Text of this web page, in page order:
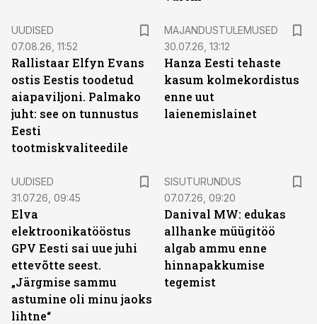
UUDISED
07.08.26, 11:52
Rallistaar Elfyn Evans
ostis Eestis toodetud
aiapaviljoni. Palmako
juht: see on tunnustus
Eesti
tootmiskvaliteedile
MAJANDUSTULEMUSED
30.07.26, 13:12
Hanza Eesti tehaste
kasum kolmekordistus
enne uut
laienemislainet
UUDISED
31.07.26, 09:45
Elva
elektroonikatööstus
GPV Eesti sai uue juhi
ettevõtte seest.
„Järgmise sammu
astumine oli minu jaoks
lihtne“
SISUTURUNDUS
07.07.26, 09:20
Danival MW: edukas
allhanke müügitöö
algab ammu enne
hinnapakkumise
tegemist